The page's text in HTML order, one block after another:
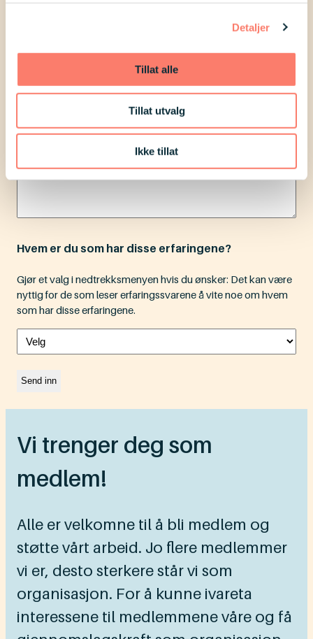
Detaljer
Tillat alle
Tillat utvalg
Ikke tillat
Hvem er du som har disse erfaringene?
Gjør et valg i nedtrekksmenyen hvis du ønsker: Det kan være
nyttig for de som leser erfaringssvarene å vite noe om hvem
som har disse erfaringene.
Vi trenger deg som
medlem!
Alle er velkomne til å bli medlem og
støtte vårt arbeid. Jo flere medlemmer
vi er, desto sterkere står vi som
organisasjon. For å kunne ivareta
interessene til medlemmene våre og få